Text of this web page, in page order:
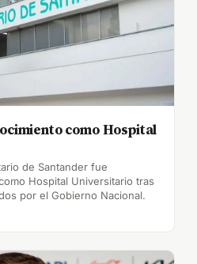
como Hospital
de Santander fue
Hospital Universitario tras
por el Gobierno Nacional.